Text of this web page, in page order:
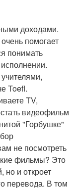
доходами.
помогает
понимать
Toefl.
TV,
видеофильм
"Горбушке"
не посмотреть
фильмы? Это
но и откроет
перевода. В том